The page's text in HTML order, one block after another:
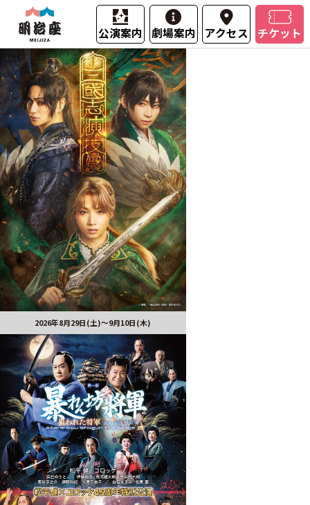
公演案内 劇場案内 アクセス チケット
2026年8月29日(土)〜9月10日(木)